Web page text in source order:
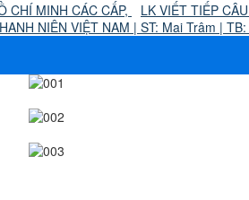
CHÍ MINH CÁC CẤP,
LK VIẾT TIẾP
NIÊN VIỆT NAM | ST: Mai Trâm |